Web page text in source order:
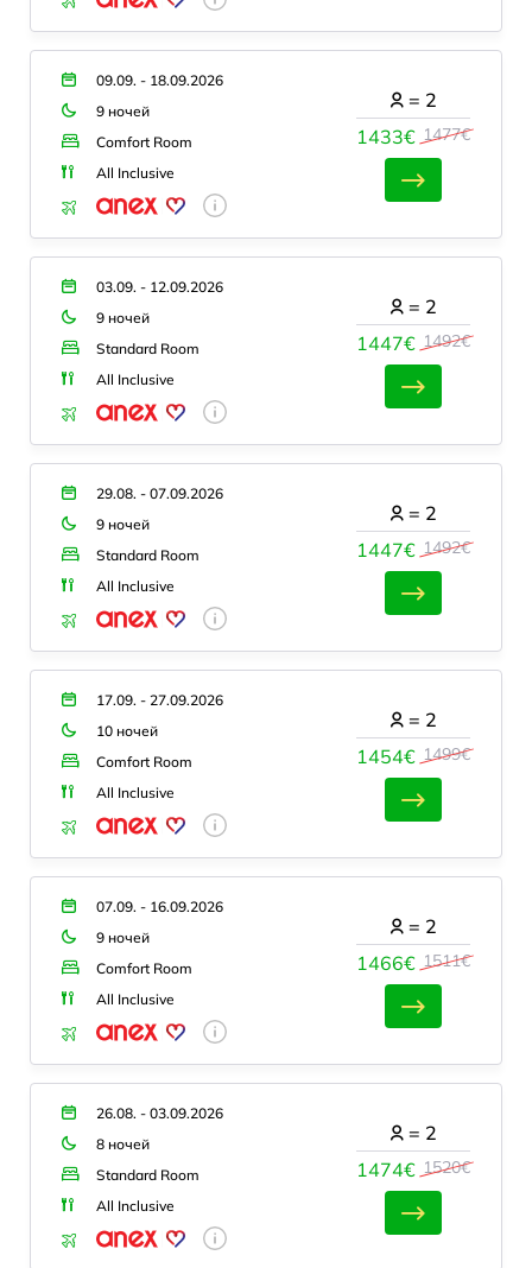
09.09. - 18.09.2026
9 ночей
Comfort Room
All Inclusive
1433€ 1477€
= 2
03.09. - 12.09.2026
9 ночей
Standard Room
All Inclusive
1447€ 1492€
= 2
29.08. - 07.09.2026
9 ночей
Standard Room
All Inclusive
1447€ 1492€
= 2
17.09. - 27.09.2026
10 ночей
Comfort Room
All Inclusive
1454€ 1499€
= 2
07.09. - 16.09.2026
9 ночей
Comfort Room
All Inclusive
1466€ 1511€
= 2
26.08. - 03.09.2026
8 ночей
Standard Room
All Inclusive
1474€ 1520€
= 2